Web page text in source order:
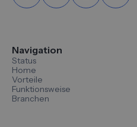
Navigation
Status
Home
Vorteile
Funktionsweise
Branchen